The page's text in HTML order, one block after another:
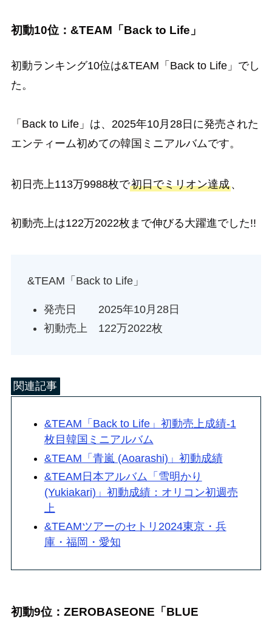
初動10位：&TEAM「Back to Life」
初動ランキング10位は&TEAM「Back to Life」でし
た。
「Back to Life」は、2025年10月28日に発売された
エンティーム初めての韓国ミニアルバムです。
初日売上113万9988枚で初日でミリオン達成、
初動売上は122万2022枚まで伸びる大躍進でした!!
&TEAM「Back to Life」
発売日 2025年10月28日
初動売上 122万2022枚
関連記事
&TEAM「Back to Life」初動売上成績-1
枚目韓国ミニアルバム
&TEAM「青嵐 (Aoarashi)」初動成績
&TEAM日本アルバム「雪明かり
(Yukiakari)」初動成績：オリコン初週売
上
&TEAMツアーのセトリ2024東京・兵
庫・福岡・愛知
初動9位：ZEROBASEONE「BLUE